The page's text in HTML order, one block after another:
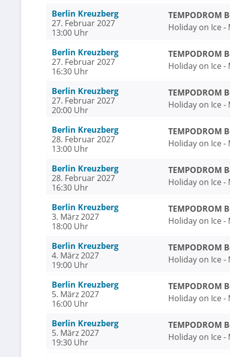
Berlin Kreuzberg
27. Februar 2027
13:00 Uhr
TEMPODROM
Holiday on Ice -
Berlin Kreuzberg
27. Februar 2027
16:30 Uhr
TEMPODROM
Holiday on Ice -
Berlin Kreuzberg
27. Februar 2027
20:00 Uhr
TEMPODROM
Holiday on Ice -
Berlin Kreuzberg
28. Februar 2027
13:00 Uhr
TEMPODROM
Holiday on Ice -
Berlin Kreuzberg
28. Februar 2027
16:30 Uhr
TEMPODROM
Holiday on Ice -
Berlin Kreuzberg
3. März 2027
18:00 Uhr
TEMPODROM
Holiday on Ice -
Berlin Kreuzberg
4. März 2027
19:00 Uhr
TEMPODROM
Holiday on Ice -
Berlin Kreuzberg
5. März 2027
16:00 Uhr
TEMPODROM
Holiday on Ice -
Berlin Kreuzberg
5. März 2027
19:30 Uhr
TEMPODROM
Holiday on Ice -